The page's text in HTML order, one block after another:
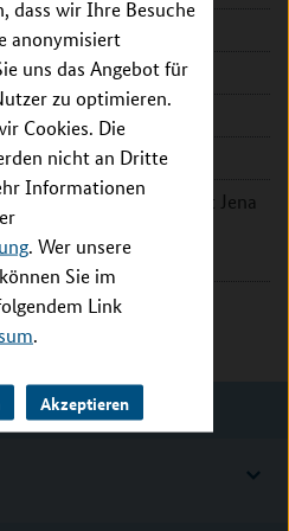
dass wir Ihre Besuche
anonymisiert
uns das Angebot für
zu optimieren.
Cookies. Die
nicht an Dritte
Informationen
. Wer unsere
Sie im
Link
.
Akzeptieren
EUR
- 2023
Dr. Hans-Dieter Arndt
Schiller-Universität Jena
10
Jena